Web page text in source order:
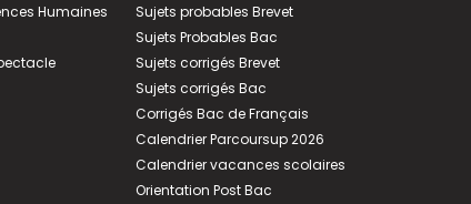
Humaines
Sujets probables Brevet
Sujets Probables Bac
Sujets corrigés Brevet
Sujets corrigés Bac
Corrigés Bac de Français
Calendrier Parcoursup 2026
Calendrier vacances scolaires
Orientation Post Bac